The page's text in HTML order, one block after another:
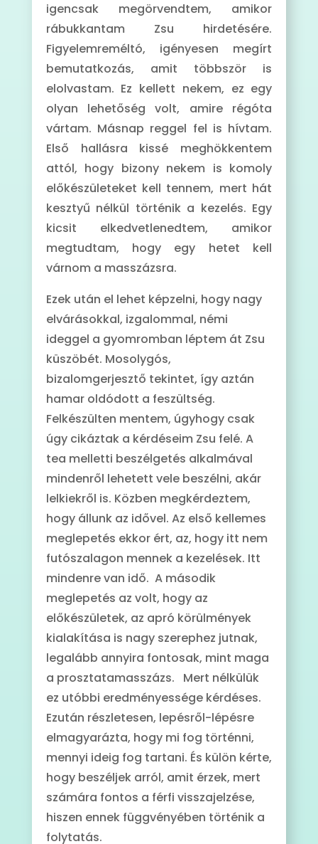
igencsak megörvendtem, amikor
rábukkantam Zsu hirdetésére.
Figyelemreméltó, igényesen megírt
bemutatkozás, amit többször is
elolvastam. Ez kellett nekem, ez egy
olyan lehetőség volt, amire régóta
vártam. Másnap reggel fel is hívtam.
Első hallásra kissé meghökkentem
attól, hogy bizony nekem is komoly
előkészületeket kell tennem, mert hát
kesztyű nélkül történik a kezelés. Egy
kicsit elkedvetlenedtem, amikor
megtudtam, hogy egy hetet kell
várnom a masszázsra.
Ezek után el lehet képzelni, hogy nagy
elvárásokkal, izgalommal, némi
ideggel a gyomromban léptem át Zsu
küszöbét. Mosolygós,
bizalomgerjesztő tekintet, így aztán
hamar oldódott a feszültség.
Felkészülten mentem, úgyhogy csak
úgy cikáztak a kérdéseim Zsu felé. A
tea melletti beszélgetés alkalmával
mindenről lehetett vele beszélni, akár
lelkiekről is. Közben megkérdeztem,
hogy állunk az idővel. Az első kellemes
meglepetés ekkor ért, az, hogy itt nem
futószalagon mennek a kezelések. Itt
mindenre van idő. A második
meglepetés az volt, hogy az
előkészületek, az apró körülmények
kialakítása is nagy szerephez jutnak,
legalább annyira fontosak, mint maga
a prosztatamasszázs. Mert nélkülük
ez utóbbi eredményessége kérdéses.
Ezután részletesen, lepésről-lépésre
elmagyarázta, hogy mi fog történni,
mennyi ideig fog tartani. És külön kérte,
hogy beszéljek arról, amit érzek, mert
számára fontos a férfi visszajelzése,
hiszen ennek függvényében történik a
folytatás.